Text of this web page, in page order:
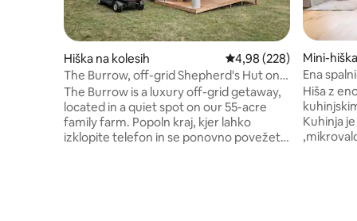
Hiška na kolesih Povprečna ocena: 4,98
4,98 (228)
The Burrow, off-grid Shepherd's Hut on
family farm
The Burrow is a luxury off-grid getaway,
located in a quiet spot on our 55-acre
family farm. Popoln kraj, kjer lahko
izklopite telefon in se ponovno povežete
Mini-hiška
Ena
Hiša z
Kuhinja